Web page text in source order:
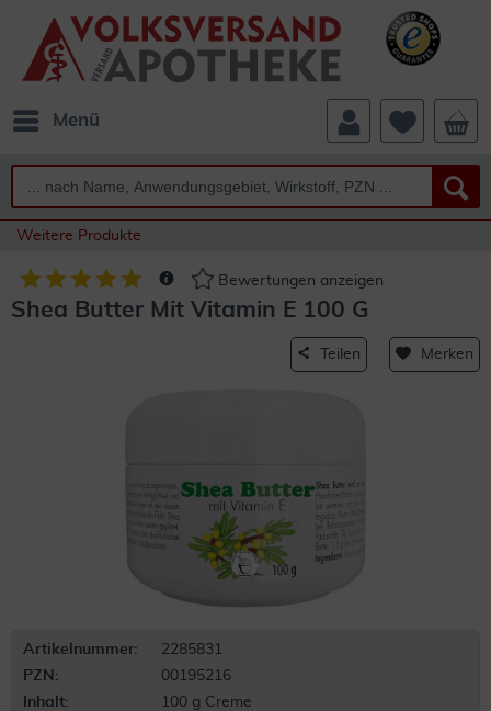
Menü
Weitere Produkte
Bewertungen anzeigen
Shea Butter Mit Vitamin E 100 G
Teilen Merken
Artikelnummer:
2285831
PZN:
00195216
Inhalt:
100 g Creme